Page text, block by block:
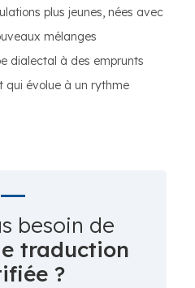
plus jeunes, nées avec
mélanges
dialectal à des emprunts
qui évolue à un rythme
besoin de
traduction
?